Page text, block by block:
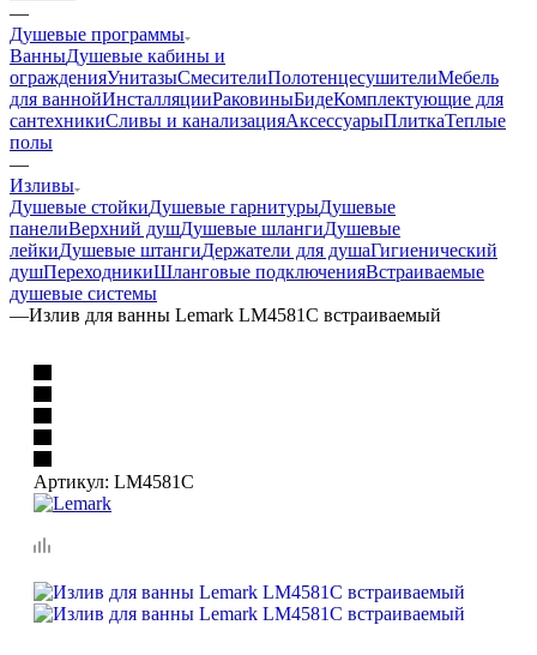
Главная
—
Каталог
—
Душевые программы
ВанныДушевые кабины и
ограждения
для ванной
сантехники
полы
—
Изливы
Душевые стойкиДушевые гарнитурыДушевые
панелиВерхний душ
лейкиДушевые штангиДержатели для душаГигиенический
Излив для ванны Lemark LM4581С встраиваемый
Артикул: